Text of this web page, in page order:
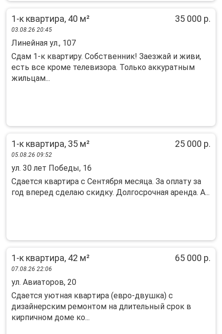
1-к квартира, 40 м² 35 000 р.
03.08.26 20:45
Линейная ул., 107
Сдам 1-к квартиру. Собственник! Заезжай и живи,
есть все кроме телевизора. Только аккуратным
жильцам...
1-к квартира, 35 м² 25 000 р.
05.08.26 09:52
ул. 30 лет Победы, 16
Сдается квартира с Сентября месяца. За оплату за
год вперед сделаю скидку. Долгосрочная аренда. А...
1-к квартира, 42 м² 65 000 р.
07.08.26 22:06
ул. Авиаторов, 20
Cдaется уютнaя кваpтира (евро-двушкa) с
дизaйнерcким рeмoнтом на длительный cpoк в
киpпичнoм доме ко...